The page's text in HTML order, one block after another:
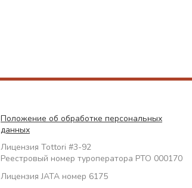
Положение об обработке персональных
данных
Лицензия Tottori #3-92
Реестровый номер туроператора РТО 000170
Лицензия JATA номер 6175